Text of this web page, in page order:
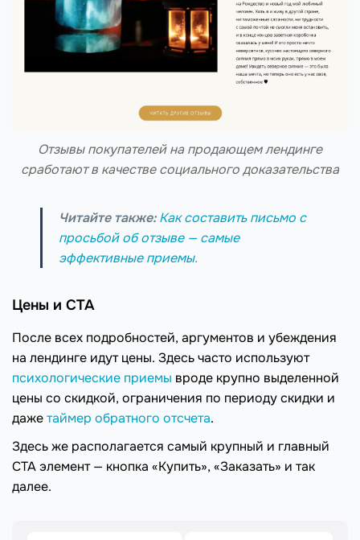
Отзывы покупателей на продающем лендинге
сработают в качестве социального доказательства
Читайте также:Как составить письмо с
просьбой об отзыве — самые
эффективные приемы.
Цены и CTA
После всех подробностей, аргументов и убеждения
на лендинге идут цены. Здесь часто используют
психологические приемы вроде крупно выделенной
цены со скидкой, ограничения по периоду скидки и
дажетаймер обратного отсчета.
Здесь же располагается самый крупный и главный
CTA элемент — кнопка «Купить», «Заказать» и так
далее.